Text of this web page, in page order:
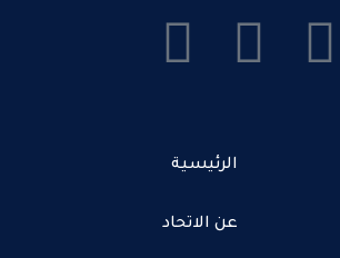
الرئيسية
عن الاتحاد